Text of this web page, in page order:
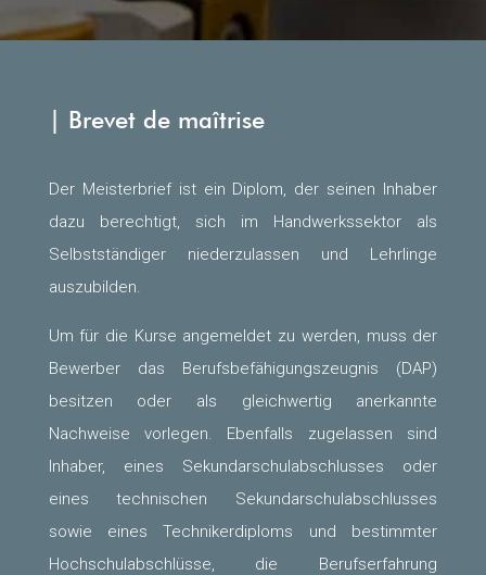
| Brevet de maîtrise
Der Meisterbrief ist ein Diplom, der seinen Inhaber
dazu berechtigt, sich im Handwerkssektor als
Selbstständiger niederzulassen und Lehrlinge
auszubilden.
Um für die Kurse angemeldet zu werden, muss der
Bewerber das Berufsbefähigungszeugnis (DAP)
besitzen oder als gleichwertig anerkannte
Nachweise vorlegen. Ebenfalls zugelassen sind
Inhaber, eines Sekundarschulabschlusses oder
eines technischen Sekundarschulabschlusses
sowie eines Technikerdiploms und bestimmter
Hochschulabschlüsse, die Berufserfahrung